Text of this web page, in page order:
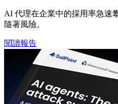
AI 代理在企業中的採用率急速
隨著風險。
閱讀報告